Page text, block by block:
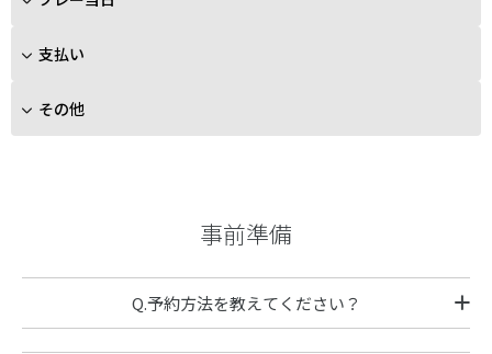
支払い
その他
事前準備
Q.予約方法を教えてください？